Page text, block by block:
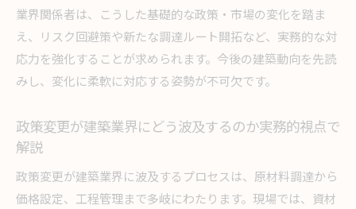
建築業界で重視すべきトランプ影響の分析まと
め
業界関係者は、こうした基礎的な政策・市場の変化を踏ま
え、リスク回避策や新たな調達ルート開拓など、実務的な対
応力を強化することが求められます。今後の建築動向を先読
みし、変化に柔軟に対応する姿勢が不可欠です。
政策変更が建築業界にどう波及するのか実務的視点で
解説
政策変更が建築業界に波及するプロセスは、原材料調達から
価格設定、工程管理まで多岐にわたります。現場では、資材